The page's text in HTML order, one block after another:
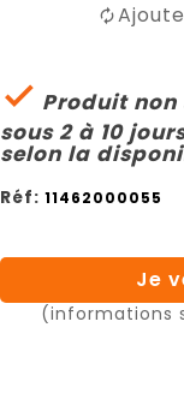
 Produit
sous 2 à 10
selon la
Réf: 11462000055
Je
(informations